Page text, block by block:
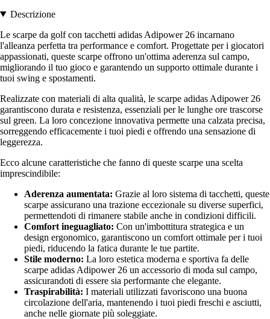
Descrizione
Le scarpe da golf con tacchetti adidas Adipower 26 incarnano
l'alleanza perfetta tra performance e comfort. Progettate per i giocatori
appassionati, queste scarpe offrono un'ottima aderenza sul campo,
migliorando il tuo gioco e garantendo un supporto ottimale durante i
tuoi swing e spostamenti.
Realizzate con materiali di alta qualità, le scarpe adidas Adipower 26
garantiscono durata e resistenza, essenziali per le lunghe ore trascorse
sul green. La loro concezione innovativa permette una calzata precisa,
sorreggendo efficacemente i tuoi piedi e offrendo una sensazione di
leggerezza.
Ecco alcune caratteristiche che fanno di queste scarpe una scelta
imprescindibile:
Aderenza aumentata: Grazie al loro sistema di tacchetti, queste
scarpe assicurano una trazione eccezionale su diverse superfici,
permettendoti di rimanere stabile anche in condizioni difficili.
Comfort ineguagliato: Con un'imbottitura strategica e un
design ergonomico, garantiscono un comfort ottimale per i tuoi
piedi, riducendo la fatica durante le tue partite.
Stile moderno: La loro estetica moderna e sportiva fa delle
scarpe adidas Adipower 26 un accessorio di moda sul campo,
assicurandoti di essere sia performante che elegante.
Traspirabilità: I materiali utilizzati favoriscono una buona
circolazione dell'aria, mantenendo i tuoi piedi freschi e asciutti,
anche nelle giornate più soleggiate.